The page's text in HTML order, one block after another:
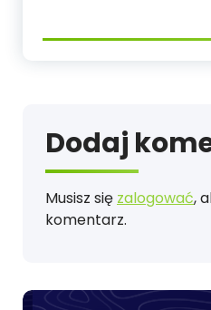
Dodaj
Musisz się zalogować,
komentarz.